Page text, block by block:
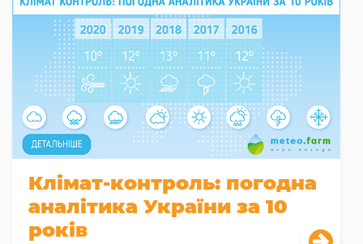
Клімат-контроль: погодна
аналітика України за 10
років